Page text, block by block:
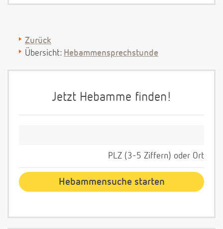
Zurück
Übersicht: Hebammensprechstunde
Jetzt Hebamme finden!
PLZ (3-5 Ziffern) oder Ort